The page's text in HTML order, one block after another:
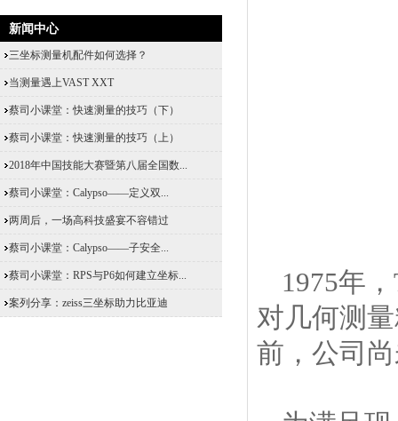
1975年
对几何测
前，公司
新闻中心
三坐标测量机配件如何选择？
当测量遇上VAST XXT
蔡司小课堂：快速测量的技巧（下）
蔡司小课堂：快速测量的技巧（上）
2018年中国技能大赛暨第八届全国数...
蔡司小课堂：Calypso——定义双...
两周后，一场高科技盛宴不容错过
蔡司小课堂：Calypso——子安全...
蔡司小课堂：RPS与P6如何建立坐标...
案列分享：zeiss三坐标助力比亚迪